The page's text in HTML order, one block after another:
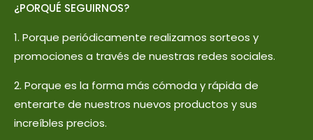
¿PORQUÉ SEGUIRNOS?
1. Porque periódicamente realizamos sorteos y
promociones a través de nuestras redes sociales.
2. Porque es la forma más cómoda y rápida de
enterarte de nuestros nuevos productos y sus
increíbles precios.